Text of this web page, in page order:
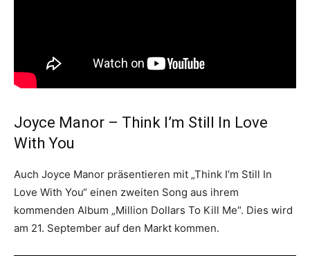
Joyce Manor – Think I’m Still In Love
With You
Auch Joyce Manor präsentieren mit „Think I’m Still In
Love With You“ einen zweiten Song aus ihrem
kommenden Album „Million Dollars To Kill Me“. Dies wird
am 21. September auf den Markt kommen.